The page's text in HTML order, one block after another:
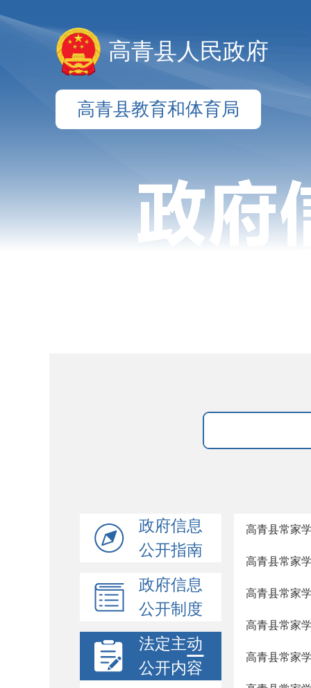
高青县人民政府
高青县教育和体育局
政府信息
公开指南
政府信息
公开制度
法定主动
公开内容
高青县常家
高青县常家
高青县常家
高青县常家
高青县常家